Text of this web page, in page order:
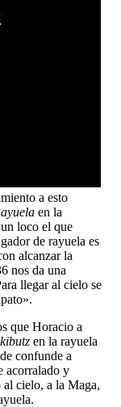
a esto
en la
loco el que
de rayuela es
alcanzar la
nos da una
llegar al cielo se
que Horacio a
kibutz en la rayuela
confunde a
acorralado y
cielo, a la Maga,